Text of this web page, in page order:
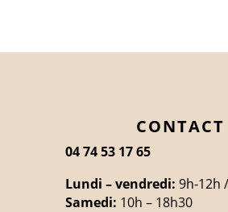
CONTACT
04 74 53 17 65
Lundi – vendredi: 9h-12h
Samedi: 10h – 18h30